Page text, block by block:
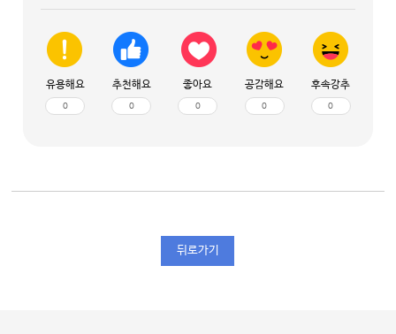
유용해요
0
추천해요
0
좋아요
0
공감해요
0
후속강추
0
뒤로가기